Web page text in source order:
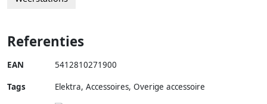
Referenties
EAN 5412810271900
Tags
Elektra, Accessoires, Overige accessoire